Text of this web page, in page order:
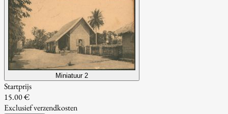
Miniatuur 2
Startprijs
15.00 €
Exclusief verzendkosten